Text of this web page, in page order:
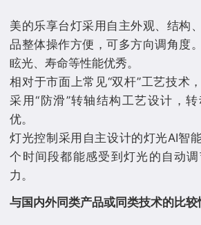
美的乐享台灯采用自主外观、结构
品整体操作方便，可多方向调角度
眩光、寿命等性能优秀。
相对于市面上常见“双杆”工艺技术
采用“防滑”转轴结构工艺设计，
优。
灯光控制采用自主设计的灯光AI智
个时间段都能感受到灯光的自动
与国内外同类产品或同类技术的比较